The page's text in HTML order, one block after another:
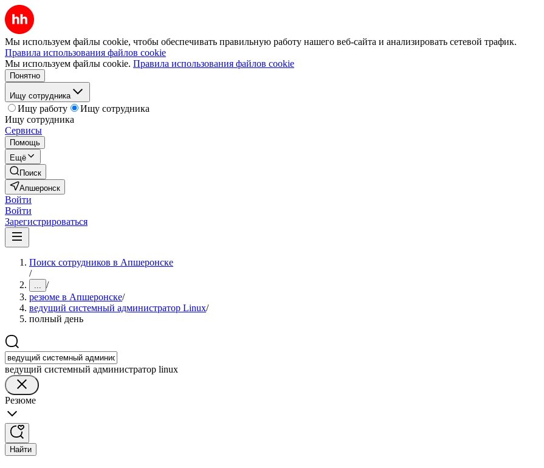
Мы используем файлы cookie, чтобы обеспечивать правильную работу нашего веб-сайта и анализировать сетевой трафик.
Правила использования файлов cookie
Мы используем файлы cookie. Правила использования файлов cookie
Понятно
Ищу сотрудника
Ищу работу
Ищу сотрудника
Ищу сотрудника
Сервисы
Помощь
Ещё
Поиск
Апшеронск
Войти
Войти
Зарегистрироваться
Поиск сотрудников в Апшеронске
/
... /
резюме в Апшеронске/
ведущий системный администратор Linux/
полный день
ведущий системный администратор linux
Резюме
Найти